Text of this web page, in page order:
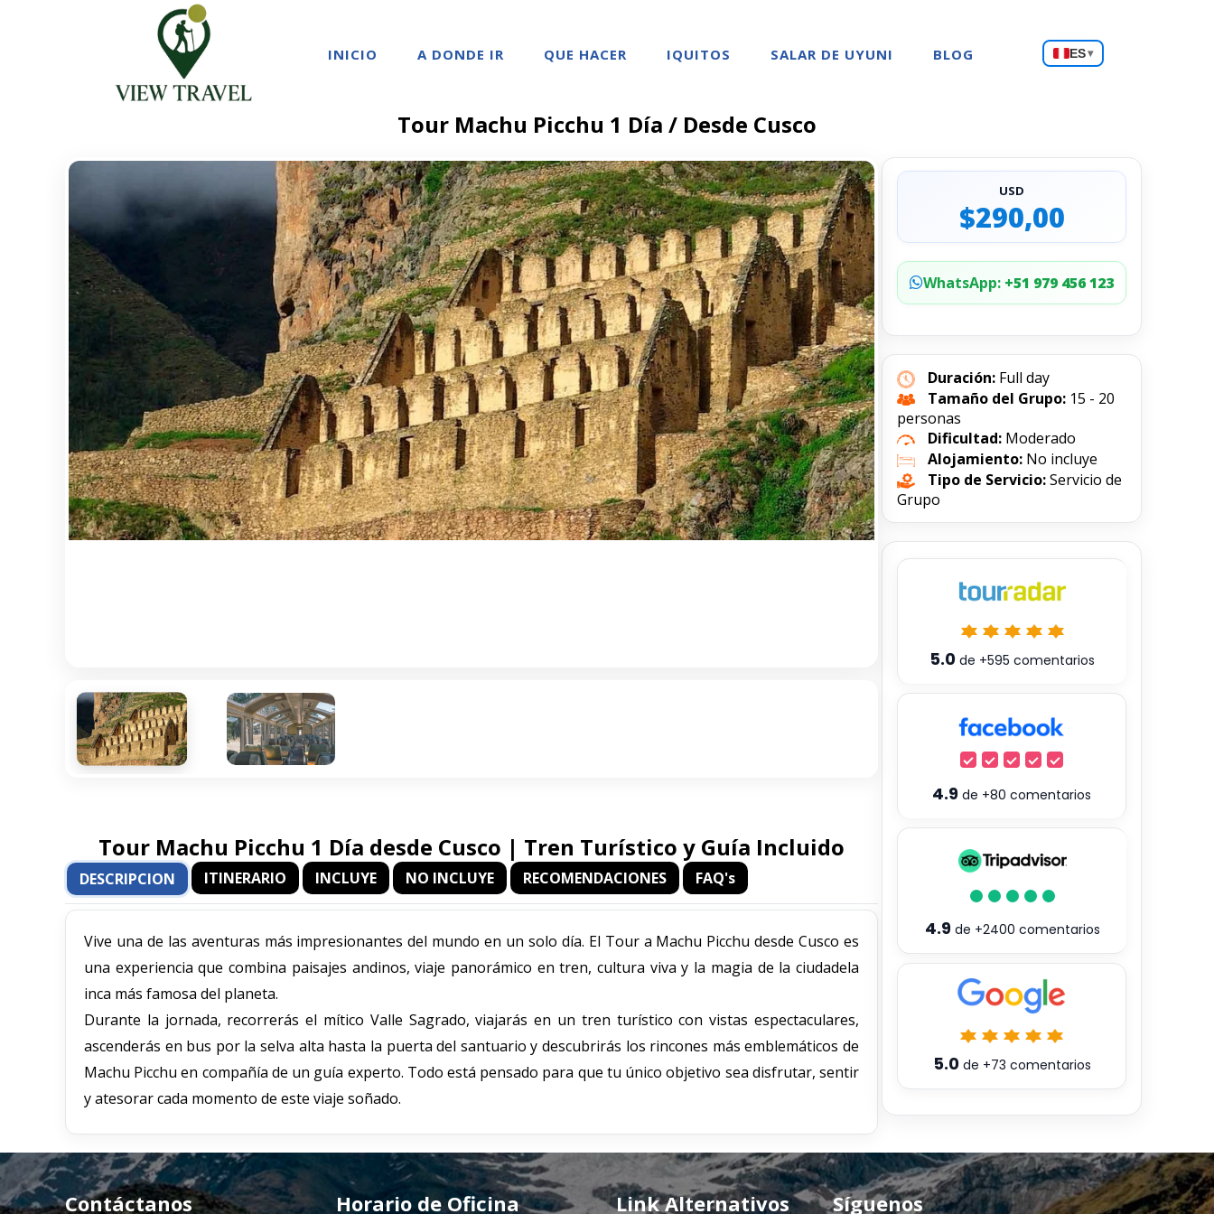
INICIO A DONDE IR QUE HACER IQUITOS SALAR DE UYUNI BLOG
Choose
a
ES▾
Tour Machu Picchu 1 Día / Desde Cusco
Tour Machu Picchu 1 Día desde Cusco | Tren Turístico y Guía Incluido
DESCRIPCION ITINERARIO INCLUYE NO INCLUYE RECOMENDACIONES FAQ's
Vive una de las aventuras más impresionantes del mundo en un solo día. El Tour a Machu Picchu desde Cusco es
una experiencia que combina paisajes andinos, viaje panorámico en tren, cultura viva y la magia de la ciudadela
inca más famosa del planeta.
Durante la jornada, recorrerás el mítico Valle Sagrado, viajarás en un tren turístico con vistas espectaculares,
ascenderás en bus por la selva alta hasta la puerta del santuario y descubrirás los rincones más emblemáticos de
Machu Picchu en compañía de un guía experto. Todo está pensado para que tu único objetivo sea disfrutar, sentir
y atesorar cada momento de este viaje soñado.
USD
$290,00
WhatsApp: +51 979 456 123
Duración: Full day
Tamaño del Grupo: 15 - 20
personas
Dificultad: Moderado
Alojamiento: No incluye
Tipo de Servicio:Servicio de
Grupo
5.0 de +595 comentarios
4.9 de +80 comentarios
4.9de +2400 comentarios
5.0de +73 comentarios
Contáctanos Horario de Oficina Link Alternativos Síguenos